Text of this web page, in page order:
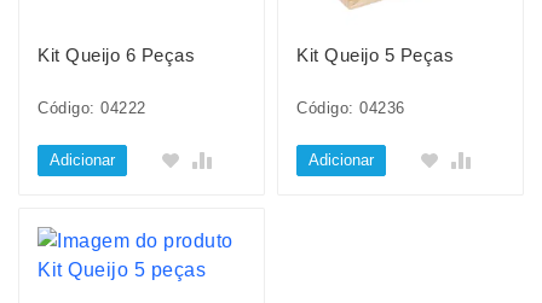
Kit Queijo 6 Peças
Código: 04222
Adicionar
Kit Queijo 5 Peças
Código: 04236
Adicionar